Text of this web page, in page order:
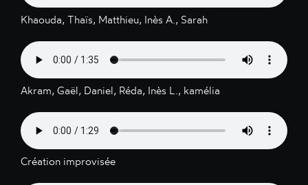
Khaouda, Thaïs, Matthieu, Inès A., Sarah
Akram, Gaël, Daniel, Réda, Inès L., kamélia
Création improvisée